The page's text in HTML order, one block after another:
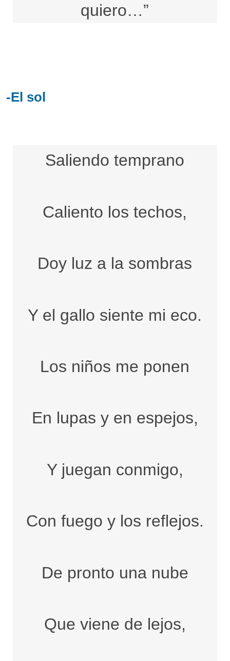
quiero…”
-El sol
Saliendo temprano
Caliento los techos,
Doy luz a la sombras
Y el gallo siente mi eco.
Los niños me ponen
En lupas y en espejos,
Y juegan conmigo,
Con fuego y los reflejos.
De pronto una nube
Que viene de lejos,